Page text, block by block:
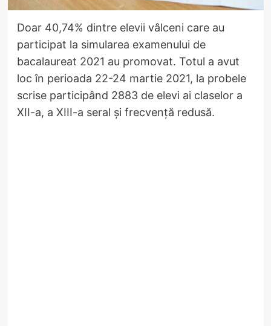
Doar 40,74% dintre elevii vâlceni care au
participat la simularea examenului de
bacalaureat 2021 au promovat. Totul a avut
loc în perioada 22-24 martie 2021, la probele
scrise participând 2883 de elevi ai claselor a
XII-a, a XIII-a seral și frecvență redusă.